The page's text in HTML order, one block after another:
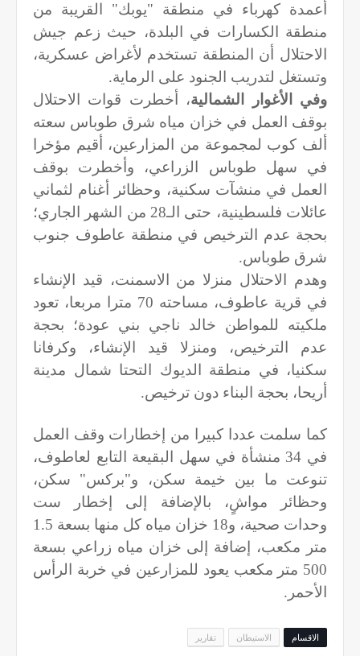
أعمدة كهرباء في منطقة "يوبك" القريبة من
منطقة الكسارات في البلدة، حيث زعم جيش
الاحتلال أن المنطقة تستخدم لأغراض عسكرية،
وتستغل لتدريب الجنود على الرماية.
وفي الأغوار الشمالية، أخطرت قوات الاحتلال
بوقف العمل في خزان مياه شرق طوباس سعته
ألف كوب لمجموعة من المزارعين، أقيم مؤخرا
في سهل طوباس الزراعي، وأخطرت بوقف
العمل في منشآت سكنية، وحظائر أغنام لثماني
عائلات فلسطينية، حتى الـ28 من الشهر الجاري؛
بحجة عدم الترخيص في منطقة عاطوف جنوب
شرق طوباس.
وهدم الاحتلال منزلا من الاسمنت، قيد الإنشاء
في قرية عاطوف، مساحته 70 مترا مربعا، تعود
ملكيته للمواطن خالد ناجي بني عودة؛ بحجة
عدم الترخيص، ومنزلا قيد الإنشاء، وكرفانا
سكنيا، في منطقة الديوك التحتا شمال مدينة
أريحا، بحجة البناء دون ترخيص.
كما سلمت عددا كبيرا من إخطارات وقف العمل
في 34 منشأة في سهل البقيعة التابع لعاطوف،
تنوعت ما بين خيمة سكن، و"بركس" سكن،
وحظائر مواشٍ، بالإضافة إلى إخطار ست
وحدات صحية، و18 خزان مياه كل منها بسعة 1.5
متر مكعب، إضافة إلى خزان مياه زراعي بسعة
500 متر مكعب يعود للمزارعين في خربة الرأس
الأحمر.
الاقسام الاستيطان تقارير